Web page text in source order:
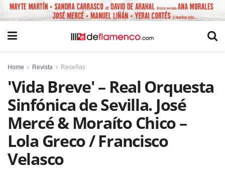
Home Revista Reseñas
'Vida Breve' – Real Orquesta
Sinfónica de Sevilla. José
Mercé & Moraíto Chico –
Lola Greco / Francisco
Velasco